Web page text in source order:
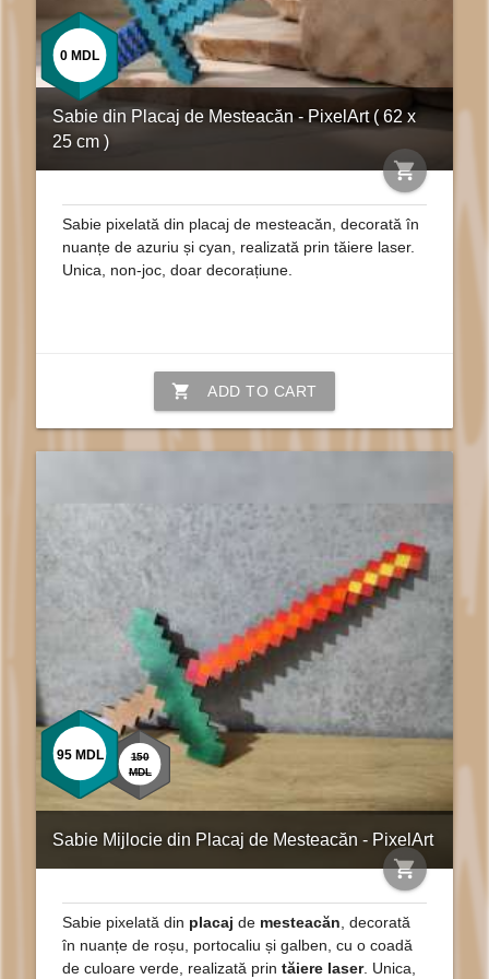
Sabie din Placaj de Mesteacăn - PixelArt ( 62 x
25 cm )
shopping_cart
0 MDL
Sabie pixelată din placaj de mesteacăn, decorată în
nuanțe de azuriu și cyan, realizată prin tăiere laser.
Unica, non-joc, doar decorațiune.
shopping_cart ADD TO CART
Sabie Mijlocie din Placaj de Mesteacăn - PixelArt
shopping_cart
95 MDL
150
MDL
Sabie pixelată din placaj de mesteacăn, decorată
în nuanțe de roșu, portocaliu și galben, cu o coadă
de culoare verde, realizată prin tăiere laser. Unica,